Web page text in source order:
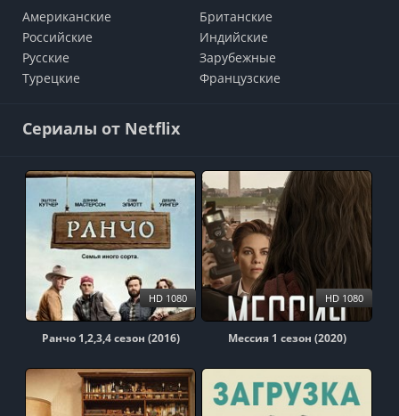
Американские
Британские
Российские
Индийские
Русские
Зарубежные
Турецкие
Французские
Сериалы от Netflix
Ранчо 1,2,3,4 сезон (2016)
HD 1080
Мессия 1 сезон (2020)
HD 1080